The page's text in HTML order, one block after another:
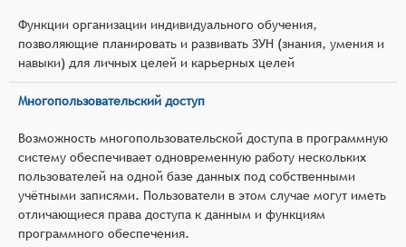
Функции организации индивидуального обучения,
позволяющие планировать и развивать ЗУН (знания, умения и
навыки) для личных целей и карьерных целей
Многопользовательский доступ
Возможность многопользовательской доступа в программную
систему обеспечивает одновременную работу нескольких
пользователей на одной базе данных под собственными
учётными записями. Пользователи в этом случае могут иметь
отличающиеся права доступа к данным и функциям
программного обеспечения.